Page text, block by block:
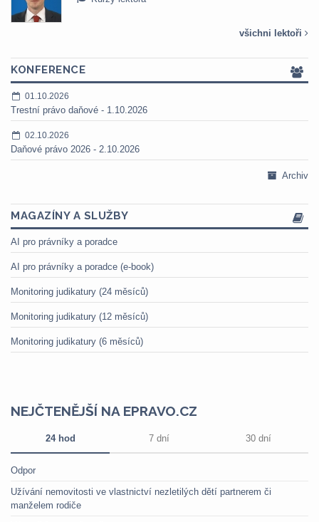
všichni lektoři
KONFERENCE
01.10.2026
Trestní právo daňové - 1.10.2026
02.10.2026
Daňové právo 2026 - 2.10.2026
Archiv
MAGAZÍNY A SLUŽBY
AI pro právníky a poradce
AI pro právníky a poradce (e-book)
Monitoring judikatury (24 měsíců)
Monitoring judikatury (12 měsíců)
Monitoring judikatury (6 měsíců)
NEJČTENĚJŠÍ NA EPRAVO.CZ
24 hod 7 dní 30 dní
Odpor
Užívání nemovitosti ve vlastnictví nezletilých dětí partnerem či
manželem rodiče